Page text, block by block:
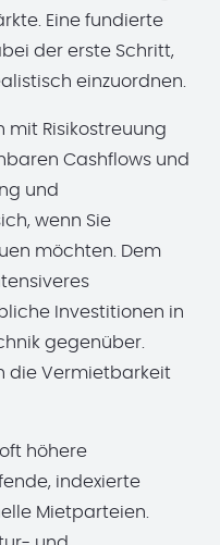
Eine fundierte
der erste Schritt,
einzuordnen.
mit Risikostreuung
Cashflows und
und
wenn Sie
möchten. Dem
Investitionen in
gegenüber.
die Vermietbarkeit
höhere
indexierte
Mietparteien.